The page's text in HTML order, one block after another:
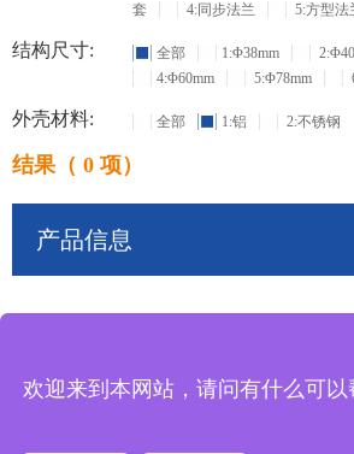
套
4:同步法兰 5:方型法
结构尺寸: 全部 1:Φ38mm
4:Φ60mm
5:Φ78mm
外壳材料: 全部 1:铝 2:不锈钢
结果（ 0 项）
产品信息
欢迎来到本网站，请问有什么可以